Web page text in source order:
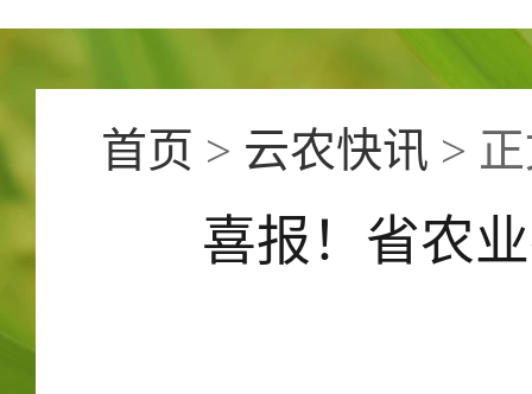
首页 > 云农快讯 >
喜报！省农